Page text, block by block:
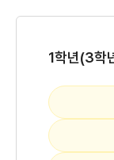
1학년(3학